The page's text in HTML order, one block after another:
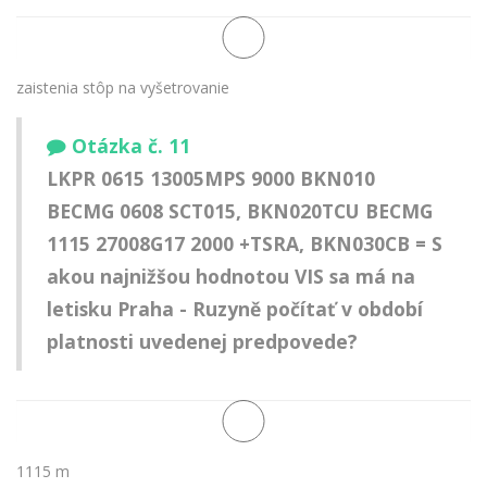
zaistenia stôp na vyšetrovanie
Otázka č. 11
LKPR 0615 13005MPS 9000 BKN010
BECMG 0608 SCT015, BKN020TCU BECMG
1115 27008G17 2000 +TSRA, BKN030CB = S
akou najnižšou hodnotou VIS sa má na
letisku Praha - Ruzyně počítať v období
platnosti uvedenej predpovede?
1115 m